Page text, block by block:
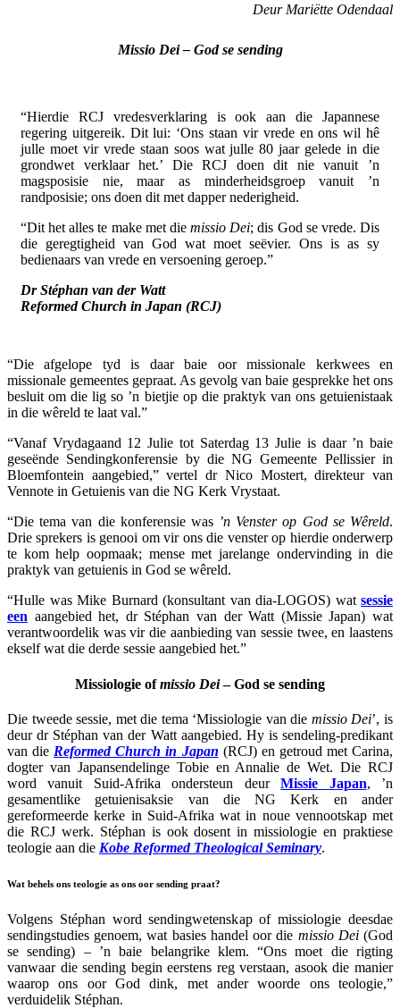
Deur Mariëtte Odendaal
Missio Dei – God se sending
“Hierdie RCJ vredesverklaring is ook aan die Japannese
regering uitgereik. Dit lui: ‘Ons staan vir vrede en ons wil hê
julle moet vir vrede staan soos wat julle 80 jaar gelede in die
grondwet verklaar het.’ Die RCJ doen dit nie vanuit ’n
magsposisie nie, maar as minderheidsgroep vanuit ’n
randposisie; ons doen dit met dapper nederigheid.
“Dit het alles te make met diemissio Dei; dis God se vrede. Dis
die geregtigheid van God wat moet seëvier. Ons is as sy
bedienaars van vrede en versoening geroep.”
Dr Stéphan van der Watt
Reformed Church in Japan (RCJ)
“Die afgelope tyd is daar baie oor missionale kerkwees en
missionale gemeentes gepraat. As gevolg van baie gesprekke het ons
besluit om die lig so ’n bietjie op die praktyk van ons getuienistaak
in die wêreld te laat val.”
“Vanaf Vrydagaand 12 Julie tot Saterdag 13 Julie is daar ’n baie
geseënde Sendingkonferensie by die NG Gemeente Pellissier in
Bloemfontein aangebied,” vertel dr Nico Mostert, direkteur van
Vennote in Getuienis van die NG Kerk Vrystaat.
“Die tema van die konferensie was ’n Venster op God se Wêreld.
Drie sprekers is genooi om vir ons die venster op hierdie onderwerp
te kom help oopmaak; mense met jarelange ondervinding in die
praktyk van getuienis in God se wêreld.
“Hulle was Mike Burnard (konsultant van dia-LOGOS) wat sessie
een aangebied het, dr Stéphan van der Watt (Missie Japan) wat
verantwoordelik was vir die aanbieding van sessie twee, en laastens
ekself wat die derde sessie aangebied het.”
Missiologie ofmissio Dei– God se sending
Die tweede sessie, met die tema ‘Missiologie van die missio Dei’, is
deur dr Stéphan van der Watt aangebied. Hy is sendeling-predikant
van die Reformed Church in Japan (RCJ) en getroud met Carina,
dogter van Japansendelinge Tobie en Annalie de Wet. Die RCJ
word vanuit Suid-Afrika ondersteun deurMissie Japan, ’n
gesamentlike getuienisaksie van die NG Kerk en ander
gereformeerde kerke in Suid-Afrika wat in noue vennootskap met
die RCJ werk. Stéphan is ook dosent in missiologie en praktiese
teologie aan die Kobe Reformed Theological Seminary.
Wat behels ons teologie as ons oor sending praat?
Volgens Stéphan word sendingwetenskap of missiologie deesdae
sendingstudies genoem, wat basies handel oor die missio Dei(God
se sending) – ’n baie belangrike klem. “Ons moet die rigting
vanwaar die sending begin eerstens reg verstaan, asook die manier
waarop ons oor God dink, met ander woorde ons teologie,”
verduidelik Stéphan.